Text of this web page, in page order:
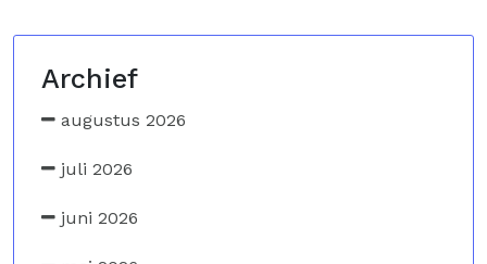
Archief
augustus 2026
juli 2026
juni 2026